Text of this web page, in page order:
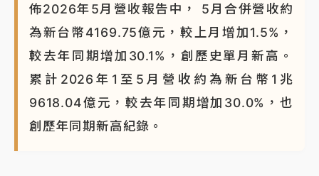
佈2026年5月營收報告中， 5月合併營收約
為新台幣4169.75億元，較上月增加1.5%，
較去年同期增加30.1%，創歷史單月新高。
累計2026年1至5月營收約為新台幣1兆
9618.04億元，較去年同期增加30.0%，也
創歷年同期新高紀錄。